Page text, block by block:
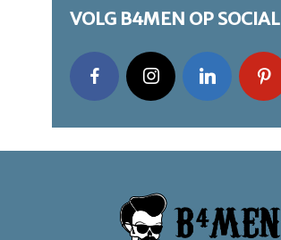
VOLG B4MEN OP SOCIAL